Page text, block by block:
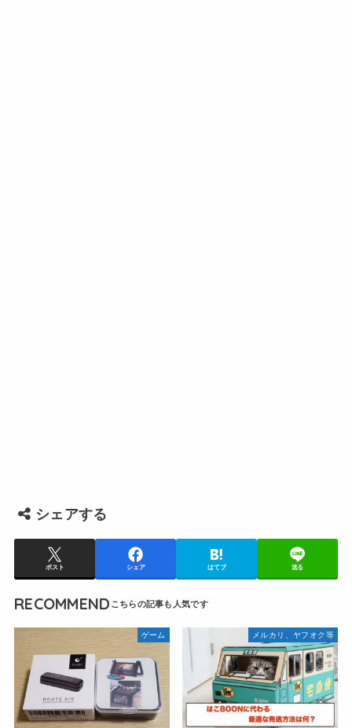
シェアする
ポスト シェア はてブ 送る
RECOMMEND
ゲーム メルカリ、ヤフオク等